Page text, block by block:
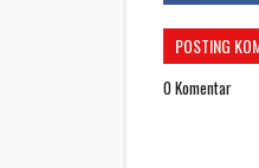
POSTING
0 Komentar